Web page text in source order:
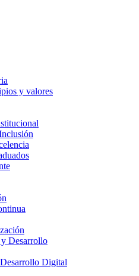
y valores
Desarrollo
Digital